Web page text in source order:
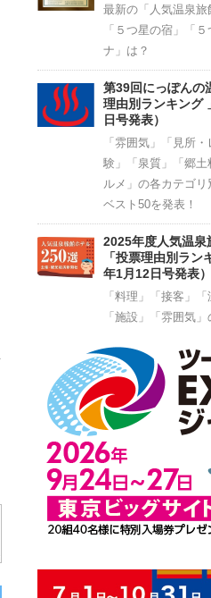
最新の「人気温泉旅
「５つ星の宿」「
ナ」は？
第39回にっぽんの
理由別ランキング
日号発表）
「雰囲気」「見所
験」「泉質」「郷
ルメ」の各カテゴリ
ベスト50を発表！
2025年度人気温泉
「投票理由別ラン
年1月12日号発表）
「料理」「接客」「
「施設」「雰囲気